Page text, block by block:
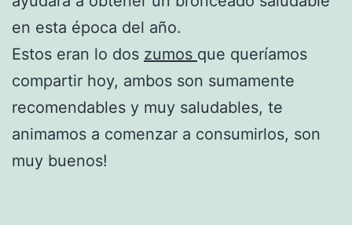
en esta época del año.
Estos eran lo dos zumos que queríamos
compartir hoy, ambos son sumamente
recomendables y muy saludables, te
animamos a comenzar a consumirlos, son
muy buenos!